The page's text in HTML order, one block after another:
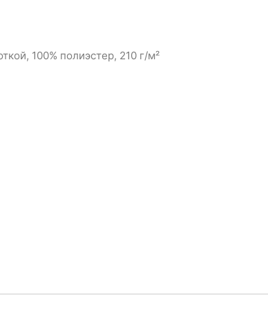
100% полиэстер, 210 г/м²